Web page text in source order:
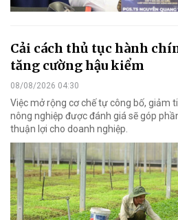
Cải cách thủ tục hành
tăng cường hậu kiểm
08/08/2026 04:30
Việc mở rộng cơ chế tự công bố, giảm
nông nghiệp được đánh giá sẽ góp
thuận lợi cho doanh nghiệp.